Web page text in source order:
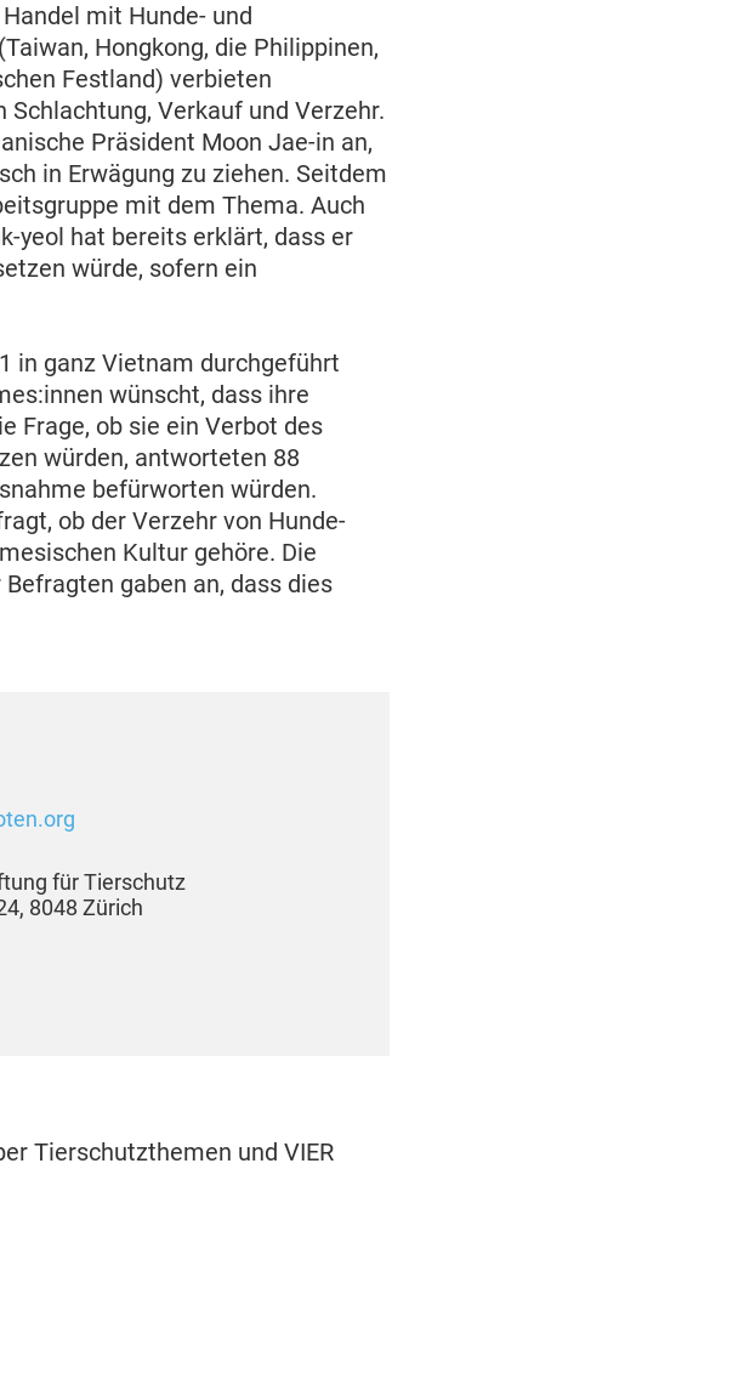
mit Hunde- und
Hongkong, die Philippinen,
Festland) verbieten
Verkauf und Verzehr.
Präsident Moon Jae-in an,
in Erwägung zu ziehen. Seitdem
mit dem Thema. Auch
yeol hat bereits erklärt, dass er
würde, sofern ein
in ganz Vietnam durchgeführt
wünscht, dass ihre
Frage, ob sie ein Verbot des
würden, antworteten 88
befürworten würden.
ob der Verzehr von Hunde-
Kultur gehöre. Die
gaben an, dass dies
für Tierschutz
8048 Zürich
Tierschutzthemen und VIER